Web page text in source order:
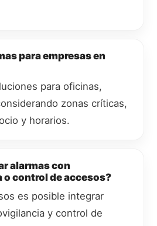
para empresas en
para oficinas,
zonas críticas,
y horarios.
alarmas con
control de accesos?
es posible integrar
y control de